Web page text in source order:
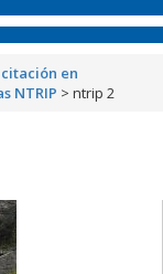
en
NTRIP > ntrip 2